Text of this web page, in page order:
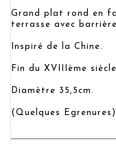
Grand plat rond en
terrasse avec
Inspiré de la Chine.
Fin du XVIIIème
Diamètre 35,5cm.
(Quelques